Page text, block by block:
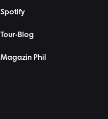
Spotify
Tour-Blog
Magazin Phil